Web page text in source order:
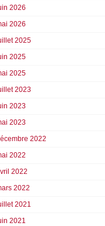
2026
2026
2025
2025
2025
2023
2023
2023
2022
2022
2022
2022
2021
2021